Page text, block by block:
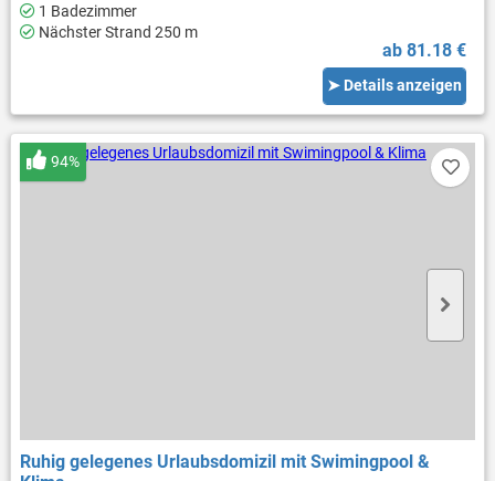
1 Badezimmer
Nächster Strand 250 m
ab 81.18 €
➤ Details anzeigen
Ruhig gelegenes Urlaubsdomizil mit Swimingpool &
94%